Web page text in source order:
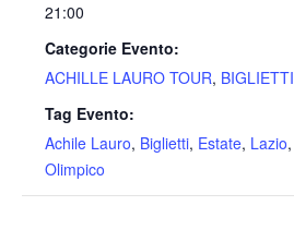
21:00
Categorie Evento:
ACHILLE LAURO TOUR, BIGLIETTI
Tag Evento:
Achile Lauro, Biglietti, Estate, Lazio,
Olimpico